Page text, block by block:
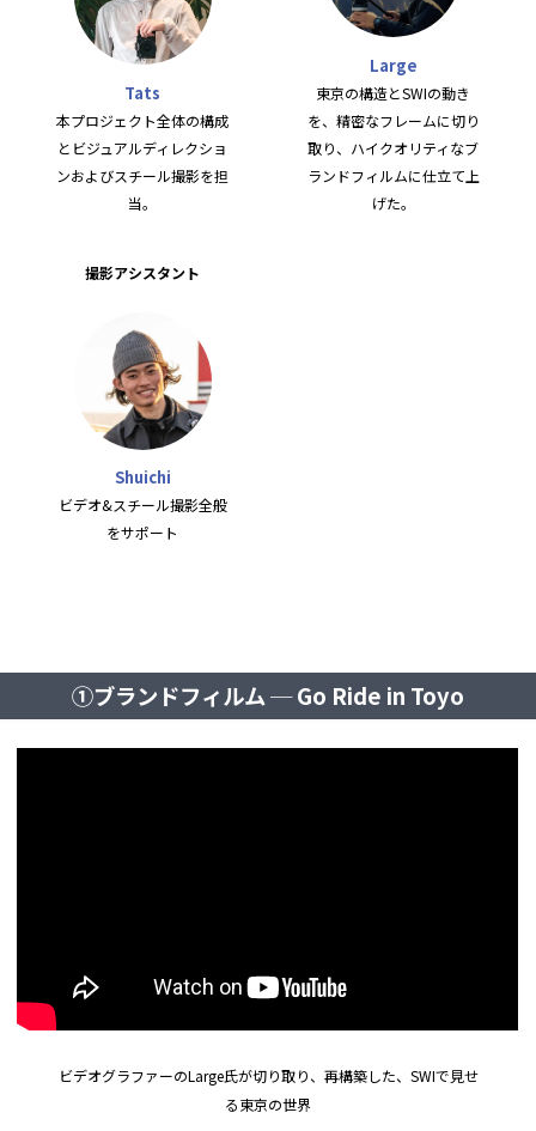
Tats
本プロジェクト全体の構成
とビジュアルディレクショ
ンおよびスチール撮影を担
当。
Large
東京の構造とSWIの動き
を、精密なフレームに切り
取り、ハイクオリティなブ
ランドフィルムに仕立て上
げた。
撮影アシスタント
Shuichi
ビデオ&スチール撮影全般
をサポート
①ブランドフィルム ─ Go Ride in Toyo
ビデオグラファーのLarge氏が切り取り、再構築した、SWIで見せ
る東京の世界